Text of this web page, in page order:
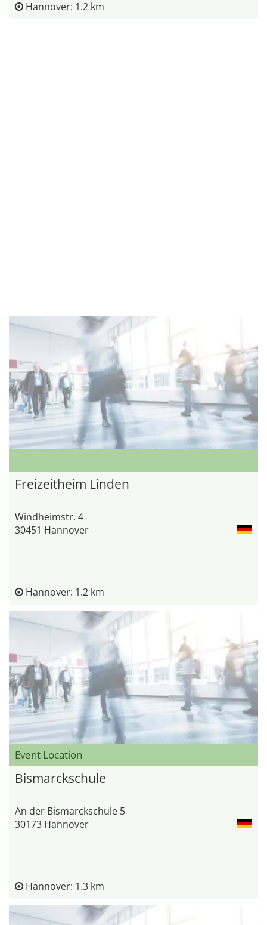
Hannover: 1.2 km
Freizeitheim Linden
Windheimstr. 4
30451 Hannover
Hannover: 1.2 km
Event Location
Bismarckschule
An der Bismarckschule 5
30173 Hannover
Hannover: 1.3 km